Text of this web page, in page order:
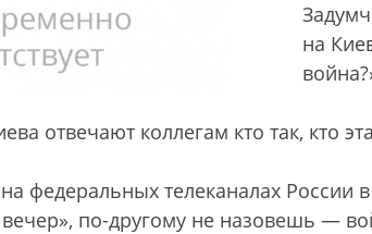
на
отвечают коллегам кто так, кто
федеральных телеканалах России
по-другому не назовешь —